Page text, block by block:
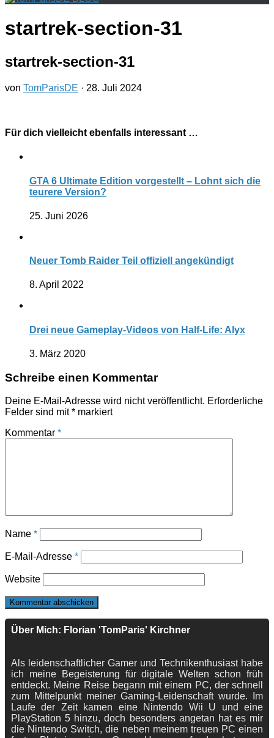
startrek-section-31
startrek-section-31
von TomParisDE · 28. Juli 2024
Für dich vielleicht ebenfalls interessant …
GTA 6 Ultimate Edition vorgestellt – Lohnt sich die
teurere Version?
25. Juni 2026
Neuer Tomb Raider Teil offiziell angekündigt
8. April 2022
Drei neue Gameplay-Videos von Half-Life: Alyx
3. März 2020
Schreibe einen Kommentar
Deine E-Mail-Adresse wird nicht veröffentlicht. Erforderliche
Felder sind mit* markiert
Kommentar *
Name *
E-Mail-Adresse *
Website
Über Mich: Florian 'TomParis' Kirchner
Als leidenschaftlicher Gamer und Technikenthusiast habe
ich meine Begeisterung für digitale Welten schon früh
entdeckt. Meine Reise begann mit einem PC, der schnell
zum Mittelpunkt meiner Gaming-Leidenschaft wurde. Im
Laufe der Zeit kamen eine Nintendo Wii U und eine
PlayStation 5 hinzu, doch besonders angetan hat es mir
die Nintendo Switch, die neben meinem treuen PC einen